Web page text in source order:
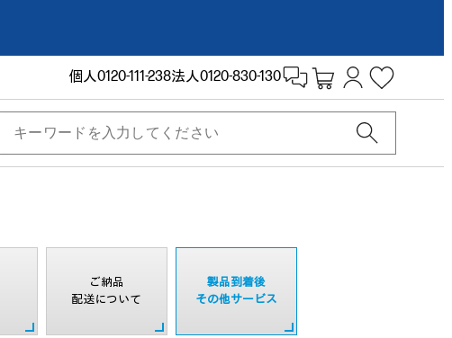
個人0120-111-238法人0120-830-130
ご納品
配送について
製品到着後
その他サービス